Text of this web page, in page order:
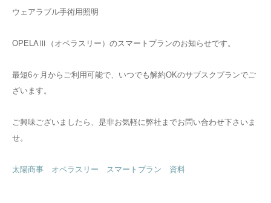
ウェアラブル手術用照明
OPELAⅢ（オペラスリー）のスマートプランのお知らせです。
最短6ヶ月からご利用可能で、いつでも解約OKのサブスクプランでご
ざいます。
ご興味ございましたら、是非お気軽に弊社までお問い合わせ下さいま
せ。
太陽商事 オペラスリー スマートプラン 資料